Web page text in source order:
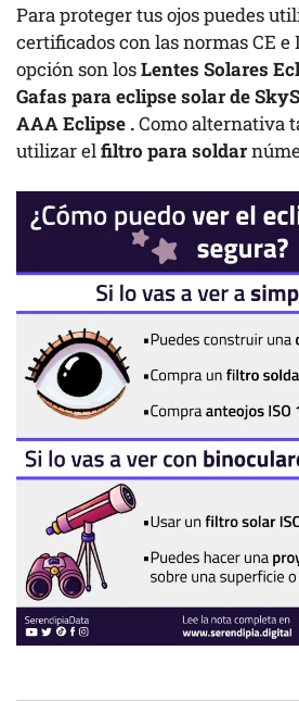
Para proteger tus ojos puedes
certificados con las normas CE e
opción son losLentes Solares
Gafas para eclipse solar de
AAA Eclipse .Como alternativa
utilizar elfiltro para soldar